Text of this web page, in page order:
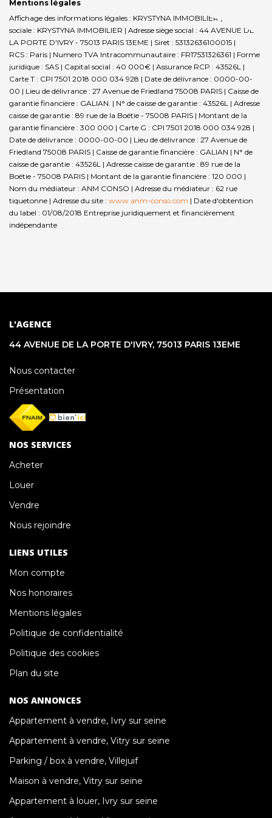
Mentions légales
Affichage des informations légales : KRYSTYNA IMMOBILIER | Raison
sociale : KRYSTYNA IMMOBILIER | Adresse siège social : 44 AVENUE DE
LA PORTE D'IVRY - 75013 PARIS 13EME | Siret : 53132636100015 |
RCS : Paris | Numero TVA Intracommunautaire : FR17531326361 | Forme
juridique : SAS | Capital social : 40 000€ | Assurance RCP : 43526L |
Carte T : CPI 7501 2018 000 034 928 | Date de délivrance : 0000-00-
00 | Lieu de délivrance : 27 Avenue de Friedland 75008 PARIS | Caisse de
garantie financière : GALIAN. | N° de caisse de garantie : 43526L | Adresse
caisse de garantie : 89 rue de la Boétie - 75008 PARIS | Montant de la
garantie financière : 300 000 | Carte G : CPI 7501 2018 000 034 928 |
Date de délivrance : 0000-00-00 | Lieu de délivrance : 27 Avenue de
Friedland 75008 PARIS | Caisse de garantie financière : GALIAN | N° de
caisse de garantie : 43526L | Adresse caisse de garantie : 89 rue de la
Boétie - 75008 PARIS | Montant de la garantie financière : 120 000 |
Nom du médiateur : ANM CONSO | Adresse du médiateur : 62 rue
tiquetonne | Adresse du site : www.anm-conso.com | Date d'obtention
du label : 01/08/2018 Entreprise juridiquement et financièrement
indépendante
L'AGENCE
44 AVENUE DE LA PORTE D'IVRY, 75013 PARIS 13EME
Nous contacter
Présentation
NOS SERVICES
Acheter
Louer
Vendre
Nous rejoindre
LIENS UTILES
Mon compte
Nos honoraires
Mentions légales
Politique de confidentialité
Politique des cookies
Plan du site
NOS ANNONCES
Appartement à vendre, Ivry sur seine
Appartement à vendre, Vitry sur seine
Parking / box à vendre, Villejuif
Maison à vendre, Vitry sur seine
Appartement à louer, Ivry sur seine